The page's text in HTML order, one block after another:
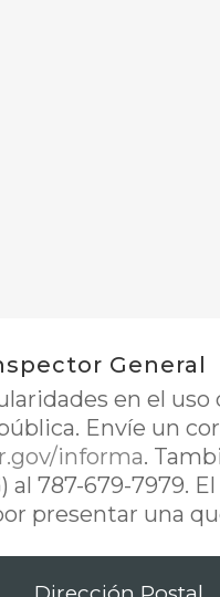
General
en el
Envíe un
informa.
al 787-679-7979.
presentar una